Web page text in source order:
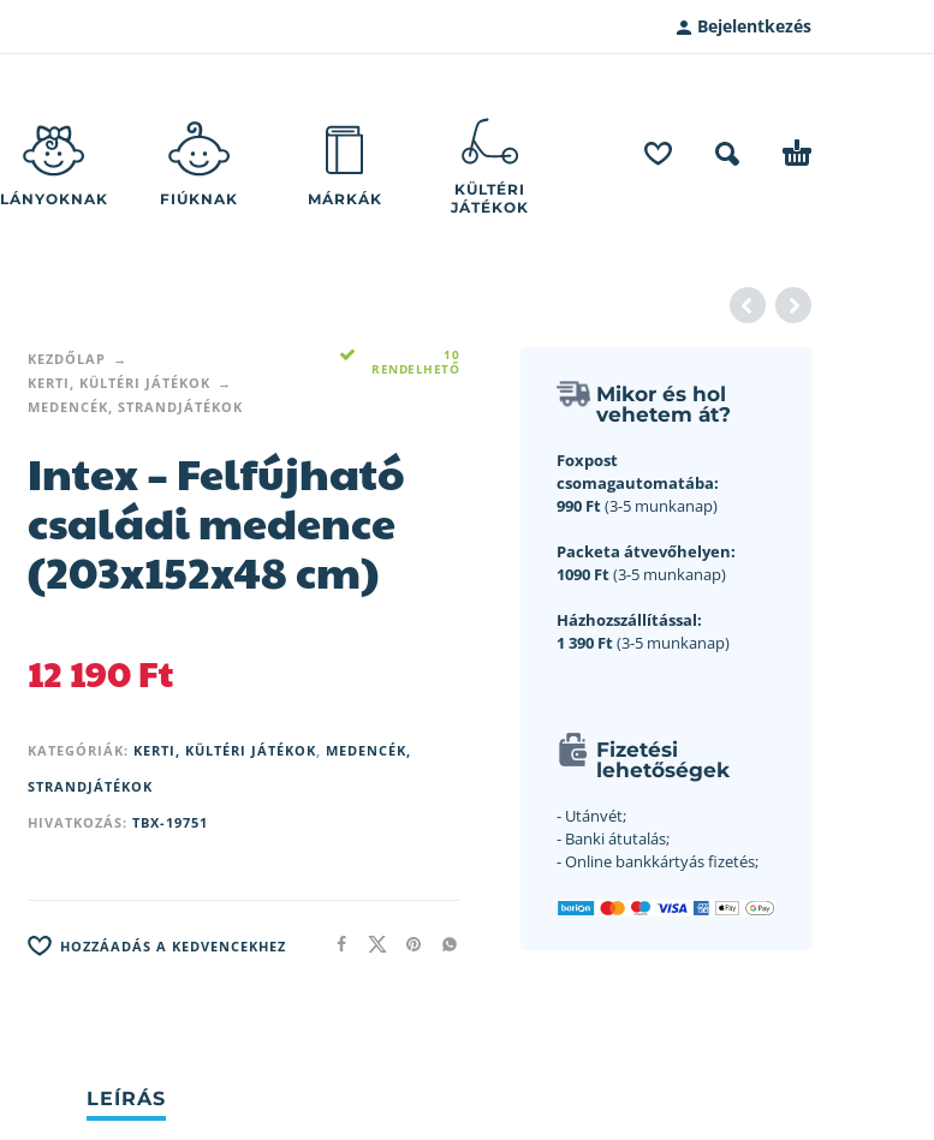
Bejelentkezés
LÁNYOKNAK FIÚKNAK MÁRKÁK
KÜLTÉRI
JÁTÉKOK
KEZDŐLAP
KERTI, KÜLTÉRI JÁTÉKOK
MEDENCÉK, STRANDJÁTÉKOK
10
RENDELHETŐ
Intex – Felfújható
családi medence
(203x152x48 cm)
12 190Ft
KATEGÓRIÁK: KERTI, KÜLTÉRI JÁTÉKOK, MEDENCÉK,
STRANDJÁTÉKOK
HIVATKOZÁS: TBX-19751
HOZZÁADÁS A KEDVENCEKHEZ
Mikor és hol
vehetem át?
Foxpost
csomagautomatába:
990 Ft(3-5 munkanap)
Packeta átvevőhelyen:
1090 Ft(3-5 munkanap)
Házhozszállítással:
1 390 Ft(3-5 munkanap)
Fizetési
lehetőségek
- Utánvét;
- Banki átutalás;
- Online bankkártyás fizetés;